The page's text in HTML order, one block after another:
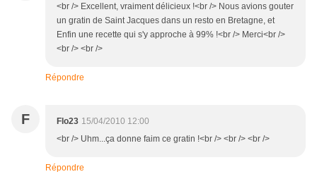
<br /> Excellent, vraiment délicieux !<br /> Nous avions gouter
un gratin de Saint Jacques dans un resto en Bretagne, et
Enfin une recette qui s'y approche à 99% !<br /> Merci<br />
<br /> <br />
Répondre
F Flo23 15/04/2010 12:00
<br /> Uhm...ça donne faim ce gratin !<br /> <br /> <br />
Répondre